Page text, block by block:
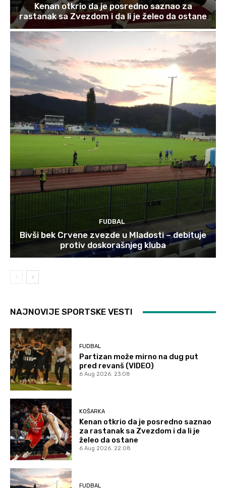
Kenan otkrio da je posredno saznao za
rastanak sa Zvezdom i da li je želeo da ostane
FUDBAL
Bivši bek Crvene zvezde u Mladosti – debituje
protiv doskorašnjeg kluba
NAJNOVIJE SPORTSKE VESTI
FUDBAL
Partizan može mirno na dug put
pred revanš (VIDEO)
6 Aug 2026. 23:08
KOŠARKA
Kenan otkrio da je posredno saznao
za rastanak sa Zvezdom i da li je
želeo da ostane
6 Aug 2026. 22:08
FUDBAL